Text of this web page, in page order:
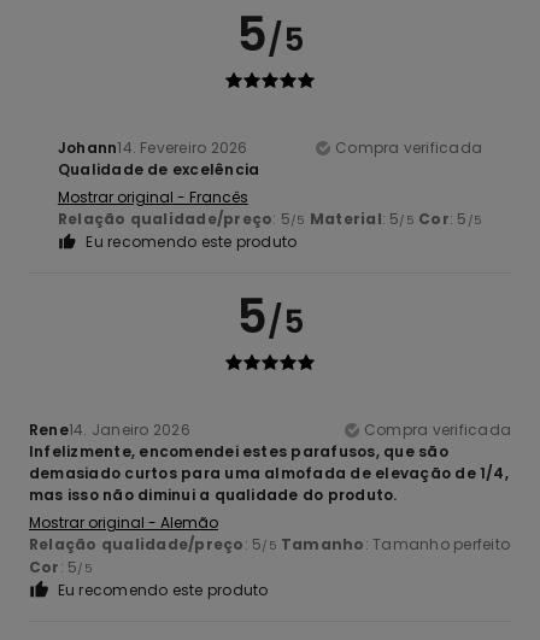
5/5
Johann14. Fevereiro 2026
Compra verificada
Qualidade de excelência
Mostrar original - Francês
Relação qualidade/preço: 5/5 Material: 5/5 Cor: 5 /5
Eu recomendo este produto
5/5
Rene14. Janeiro 2026
Compra verificada
Infelizmente, encomendei estes parafusos, que são
demasiado curtos para uma almofada de elevação de 1/4,
mas isso não diminui a qualidade do produto.
Mostrar original - Alemão
Relação qualidade/preço: 5/5 Tamanho: Tamanho perfeito
Cor: 5/5
Eu recomendo este produto